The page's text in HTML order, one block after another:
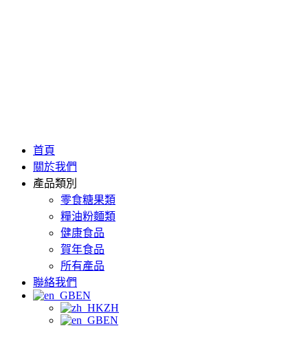
首頁
關於我們
產品類別
零食糖果類
糧油粉麵類
健康食品
賀年食品
所有產品
聯絡我們
EN
ZH
EN